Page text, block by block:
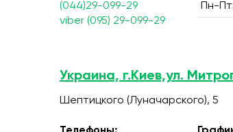
(044)29-099-29
viber (095) 29-099-29
Пн-
Украина, г.Киев,ул.
Шептицкого (Луначарского), 5